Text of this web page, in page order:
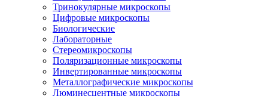
Тринокулярные микроскопы
Цифровые микроскопы
Биологические
Лабораторные
Стереомикроскопы
Поляризационные микроскопы
Инвертированные микроскопы
Металлографические микроскопы
Люминесцентные микроскопы